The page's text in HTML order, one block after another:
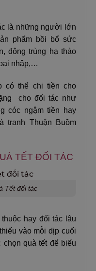
là những người lớn
phẩm bồi bổ sức
đông trùng hạ thảo
nhập,…
có thể chi tiền cho
cho đối tác như
cóc ngậm tiền hay
tranh Thuận Buồm
TẾT ĐỐI TÁC
Tết đối tác
hay đối tác lâu
vào mỗi dịp cuối
chọn quà tết để biếu